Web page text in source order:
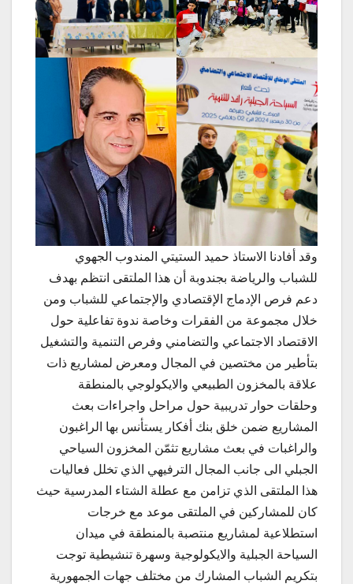
وقد أفادنا الاستاذ حميد الستيتي المندوب الجهوي
للشباب والرياضة بجندوبة أن هذا الملتقى انتظم بهدف
دعم فرص الإدماج الإقتصادي والإجتماعي للشباب ومن
خلال مجموعة من الفقرات وخاصة ندوة تفاعلية حول
الاقتصاد الاجتماعي والتضامني وفرص التنمية والتشغيل
بتأطير من مختصين في المجال ومعرض لمشاريع ذات
علاقة بالمخزون الطبيعي والايكولوجي بالمنطقة
وحلقات حوار تدريبية حول مراحل واجراءات بعث
المشاريع ضمن خلق بنك أفكار يستأنس بها الراغبون
والراغبات في بعث مشاريع تثمّن المخزون السياحي
الجبلي الى جانب المجال الترفيهي الذي تخلل فعاليات
هذا الملتقى الذي تزامن مع عطلة الشتاء المدرسية حيث
كان للمشاركين في الملتقى موعد مع خرجات
استطلاعية لمشاريع منتصبة بالمنطقة في ميدان
السياحة الجبلية والايكولوجية وسهرة تنشيطية توجت
بتكريم الشباب المشارك من مختلف جهات الجمهورية